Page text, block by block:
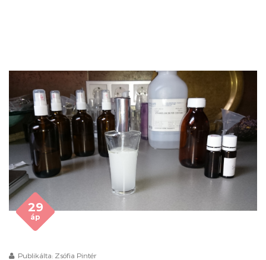
29
áp
Publikálta: Zsófia Pintér